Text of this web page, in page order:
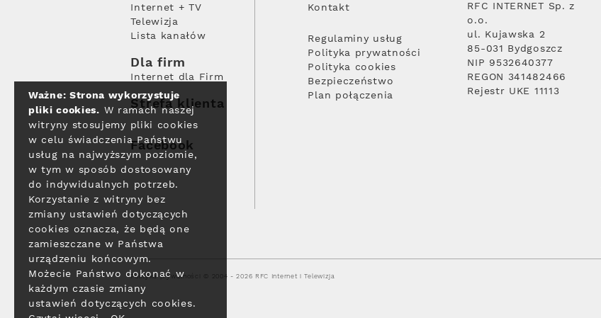
Internet + TV
Telewizja
Lista kanałów
Dla firm
Internet dla Firm
Strefa klienta
Facebook
Kontakt
Regulaminy usług
Polityka prywatności
Polityka cookies
Bezpieczeństwo
Plan połączenia
RFC INTERNET Sp. z
o.o.
ul. Kujawska 2
85-031 Bydgoszcz
NIP 9532640377
REGON 341482466
Rejestr UKE 11113
Polityka prywatności © 2004 - 2026 RFC Internet i Telewizja
Ważne: Strona wykorzystuje
pliki cookies. W ramach naszej
witryny stosujemy pliki cookies
w celu świadczenia Państwu
usług na najwyższym poziomie,
w tym w sposób dostosowany
do indywidualnych potrzeb.
Korzystanie z witryny bez
zmiany ustawień dotyczących
cookies oznacza, że będą one
zamieszczane w Państwa
urządzeniu końcowym.
Możecie Państwo dokonać w
każdym czasie zmiany
ustawień dotyczących cookies.